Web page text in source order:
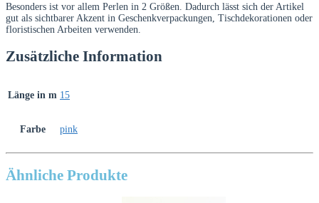
Besonders ist vor allem Perlen in 2 Größen. Dadurch lässt sich der Artikel
gut als sichtbarer Akzent in Geschenkverpackungen, Tischdekorationen oder
floristischen Arbeiten verwenden.
Zusätzliche Information
Länge in m 15
Farbe pink
Ähnliche Produkte